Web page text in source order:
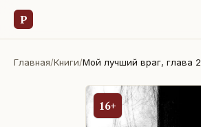
Р
Главная/Книги/Мой лучший враг, глава 2
16+